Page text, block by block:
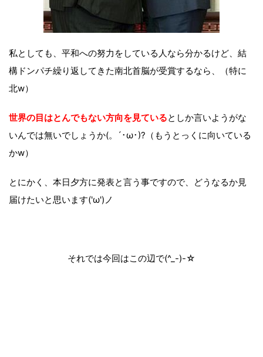
私としても、平和への努力をしている人なら分かるけど、結
構ドンパチ繰り返してきた南北首脳が受賞するなら、（特に
北w）
世界の目はとんでもない方向を見ているとしか言いようがな
いんでは無いでしょうか(。´･ω･)?（もうとっくに向いている
かw）
とにかく、本日夕方に発表と言う事ですので、どうなるか見
届けたいと思います('ω')ノ
それでは今回はこの辺で(^_-)-☆